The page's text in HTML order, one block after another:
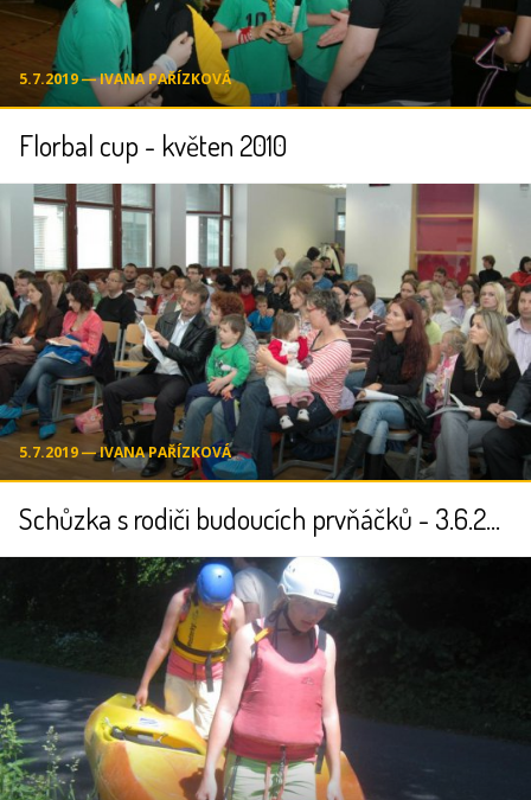
5.7.2019 ― IVANA PAŘÍZKOVÁ
Florbal cup - květen 2010
5.7.2019 ― IVANA PAŘÍZKOVÁ
Schůzka s rodiči budoucích prvňáčků - 3.6.2010